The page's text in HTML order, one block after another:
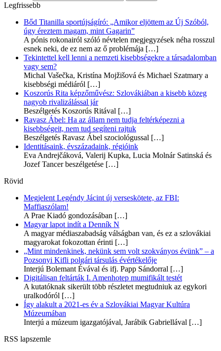
Legfrissebb
Bőd Titanilla sportújságíró: „Amikor eljöttem az Új Szóból,
úgy éreztem magam, mint Gagarin”
A pónis rokonairól szóló névtelen megjegyzések néha rosszul
esnek neki, de ez nem az ő problémája […]
Tekintettel kell lenni a nemzeti kisebbségekre a társadalomban
vagy sem?
Michal Vašečka, Kristína Mojžišová és Michael Szatmary a
kisebbségi médiáról […]
Koszorús Rita képzőművész: Szlovákiában a kisebb közeg
nagyob rivalizálással jár
Beszélgetés Koszorús Ritával […]
Ravasz Ábel: Ha az állam nem tudja feltérképezni a
kisebbségeit, nem tud segíteni rajtuk
Beszélgetés Ravasz Ábel szociológussal […]
Identitásaink, évszázadaink, régióink
Eva Andrejčáková, Valerij Kupka, Lucia Molnár Satinská és
Jozef Tancer beszélgetése […]
Rövid
Megjelent Legéndy Jácint új verseskötete, az FBI:
Maffiaszólam!
A Prae Kiadó gondozásában […]
Magyar lapot indít a Denník N
A magyar médiaszabadság válságban van, és ez a szlovákiai
magyarokat fokozottan érinti […]
„Mint mindenkinek, nekünk sem volt szokványos évünk” – a
Pozsonyi Kifli polgári társulás évértékelője
Interjú Bolemant Évával és ifj. Papp Sándorral […]
Digitálisan feltárták I. Amenhotep mumifikált testét
A kutatóknak sikerült több részletet megtudniuk az egykori
uralkodóról […]
Így alakult a 2021-es év a Szlovákiai Magyar Kultúra
Múzeumában
Interjú a múzeum igazgatójával, Jarábik Gabriellával […]
RSS lapszemle